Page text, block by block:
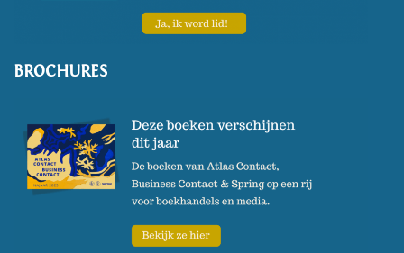
BROCHURES